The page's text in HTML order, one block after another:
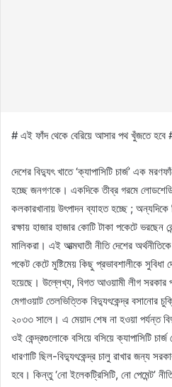
# এই ফাঁদ থেকে বেরিয়ে আসার পথ খুঁজতে হবে
দেশের বিদ্যুৎ খাতে ‘ক্যাপাসিটি চার্জ’ এক
হচ্ছে জনগণকে। একদিকে তীব্র গরমে
কলকারখানায় উৎপাদন ব্যাহত হচ্ছে ;
রক্ষায় হাজার হাজার কোটি টাকা পকেটে ভরছেন
মালিকরা। এই আত্মঘাতী নীতি দেশের
পকেট কেটে মুষ্টিমেয় কিছু প্রভাবশালীকে সুবিধা
হয়েছে। উল্লেখ্য, বিগত আওয়ামী লীগ সরকার
মেগাওয়াট তেলভিত্তিক বিদ্যুৎকেন্দ্র বসানোর
২০৩৩ সালে। এ মেয়াদ শেষ না হওয়া পর্যন্ত
ওই কেন্দ্রগুলোকে বসিয়ে বসিয়ে ক্যাপাসিটি
ধারণাটি ছিল-বিদ্যুৎকেন্দ্র চালু রাখার জন্য
হবে। কিন্তু ‘নো ইলেকট্রিসিটি, নো পেমেন্ট’